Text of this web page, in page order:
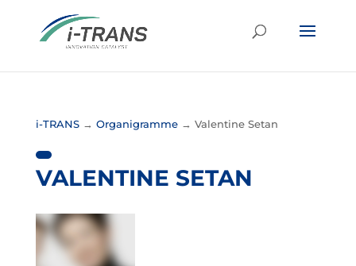
i-TRANS→ Organigramme→ Valentine Setan
VALENTINE SETAN